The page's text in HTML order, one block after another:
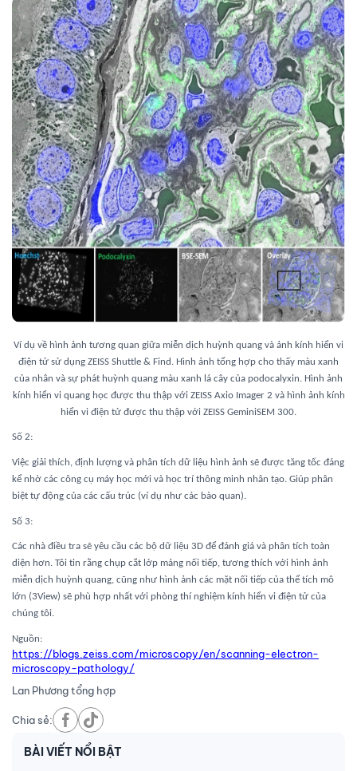
Ví dụ về hình ảnh tương quan giữa miễn dịch huỳnh quang và ảnh kính hiển vi
điện tử sử dụng ZEISS Shuttle & Find. Hình ảnh tổng hợp cho thấy màu xanh
của nhân và sự phát huỳnh quang màu xanh lá cây của podocalyxin. Hình ảnh
kính hiển vi quang học được thu thập với ZEISS Axio Imager 2 và hình ảnh kính
hiển vi điện tử được thu thập với ZEISS GeminiSEM 300.
Số 2:
Việc giải thích, định lượng và phân tích dữ liệu hình ảnh sẽ được tăng tốc đáng
kể nhờ các công cụ máy học mới và học trí thông minh nhân tạo. Giúp phân
biệt tự động của các cấu trúc (ví dụ như các bào quan).
Số 3:
Các nhà điều tra sẽ yêu cầu các bộ dữ liệu 3D để đánh giá và phân tích toàn
diện hơn. Tôi tin rằng chụp cắt lớp mảng nối tiếp, tương thích với hình ảnh
miễn dịch huỳnh quang, cũng như hình ảnh các mặt nối tiếp của thể tích mô
lớn (3View) sẽ phù hợp nhất với phòng thí nghiệm kính hiển vi điện tử của
chúng tôi.
Nguồn:
https://blogs.zeiss.com/microscopy/en/scanning-electron-
microscopy-pathology/
Lan Phương tổng hợp
Chia sẻ:
BÀI VIẾT NỔI BẬT